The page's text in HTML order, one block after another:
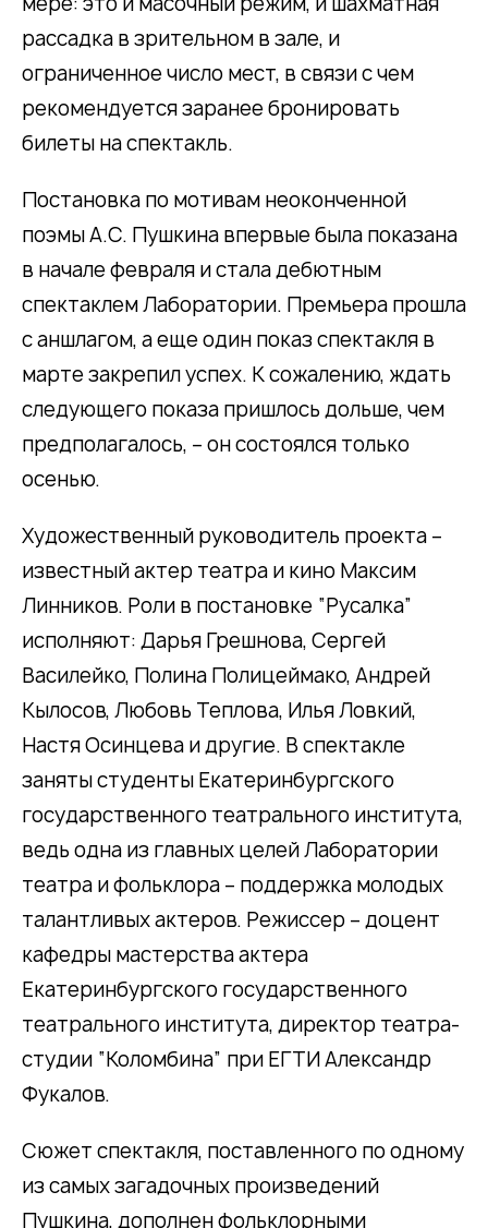
рассадка в зрительном в зале, и
ограниченное число мест, в связи с чем
рекомендуется заранее бронировать
билеты на спектакль.
Постановка по мотивам неоконченной
поэмы А.С. Пушкина впервые была показана
в начале февраля и стала дебютным
спектаклем Лаборатории. Премьера прошла
с аншлагом, а еще один показ спектакля в
марте закрепил успех. К сожалению, ждать
следующего показа пришлось дольше, чем
предполагалось, – он состоялся только
осенью.
Художественный руководитель проекта –
известный актер театра и кино Максим
Линников. Роли в постановке “Русалка”
исполняют: Дарья Грешнова, Сергей
Василейко, Полина Полицеймако, Андрей
Кылосов, Любовь Теплова, Илья Ловкий,
Настя Осинцева и другие. В спектакле
заняты студенты Екатеринбургского
государственного театрального института,
ведь одна из главных целей Лаборатории
театра и фольклора – поддержка молодых
талантливых актеров. Режиссер – доцент
кафедры мастерства актера
Екатеринбургского государственного
театрального института, директор театра-
студии “Коломбина” при ЕГТИ Александр
Фукалов.
Сюжет спектакля, поставленного по одному
из самых загадочных произведений
Пушкина, дополнен фольклорными